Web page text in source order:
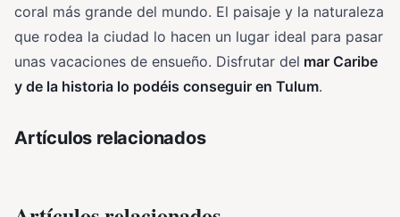
coral más grande del mundo. El paisaje y la naturaleza
que rodea la ciudad lo hacen un lugar ideal para pasar
unas vacaciones de ensueño. Disfrutar del mar Caribe
y de la historia lo podéis conseguir en Tulum.
Artículos relacionados